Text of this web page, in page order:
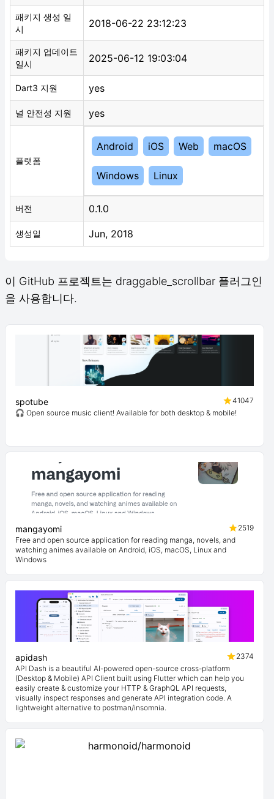
패키지 생성 일
시
2018-06-22 23:12:23
패키지 업데이트
일시
2025-06-12 19:03:04
Dart3 지원 yes
널 안전성 지원 yes
플랫폼
Android iOS Web macOS
Windows Linux
버전 0.1.0
생성일 Jun, 2018
이 GitHub 프로젝트는 draggable_scrollbar 플러그인
을 사용합니다.
spotube
41047
🎧 Open source music client! Available for both desktop & mobile!
mangayomi
2519
Free and open source application for reading manga, novels, and
watching animes available on Android, iOS, macOS, Linux and
Windows
apidash
2374
API Dash is a beautiful AI-powered open-source cross-platform
(Desktop & Mobile) API Client built using Flutter which can help you
easily create & customize your HTTP & GraphQL API requests,
visually inspect responses and generate API integration code. A
lightweight alternative to postman/insomnia.